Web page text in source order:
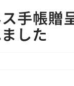
手帳贈
した